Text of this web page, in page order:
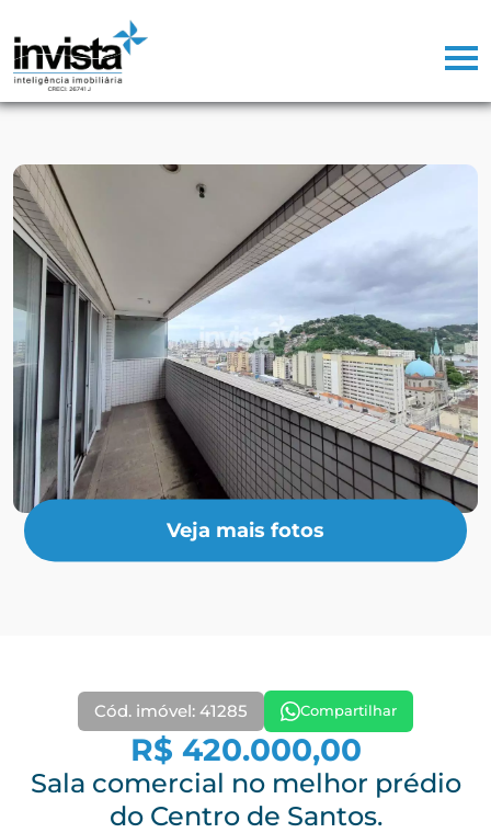
Veja mais fotos
Cód. imóvel: 41285 Compartilhar
R$ 420.000,00
Sala comercial no melhor prédio
do Centro de Santos.